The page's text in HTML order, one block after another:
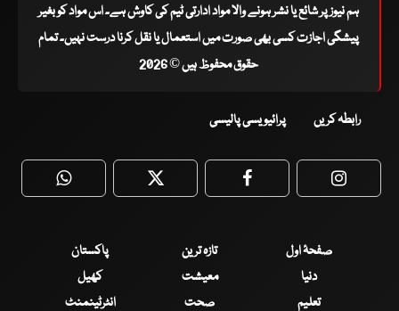
ہم نیوز پر شائع یا نشر ہونے والا مواد ادارتی ٹیم کی کاوش ہے۔ اس مواد کو بغیر
پیشگی اجازت کسی بھی صورت میں استعمال یا نقل کرنا درست نہیں۔ تمام
حقوق محفوظ ہیں © 2026
رابطہ کریں پرائیویسی پالیسی
WhatsApp Twitter Facebook
صفحۂ اول تازہ ترین
پاکستان
دنیا
معیشت
کھیل
تعلیم
صحت انٹرٹینمنٹ